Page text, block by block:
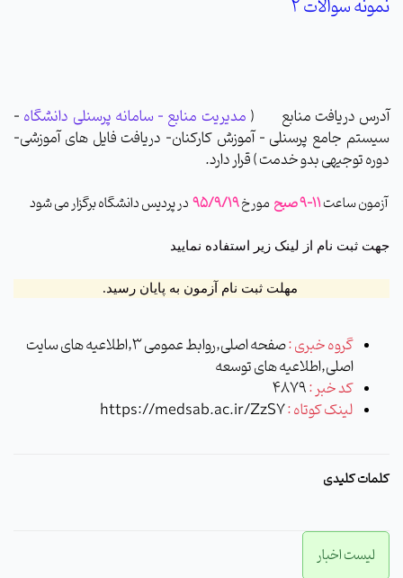
نمونه سوالات 2
آدرس دریافت منابع ( مدیریت منابع - سامانه پرسنلی دانشگاه –
سیستم جامع پرسنلی – آموزش کارکنان- دریافت فایل های آموزشی-
دوره توجیهی بدو خدمت) قرار دارد.
آزمون ساعت11-9 صبح مورخ95/9/19 در پردیس دانشگاه برگزار می شود
جهت ثبت نام از لینک زیر استفاده نمایید
مهلت ثبت نام آزمون به پایان رسید.
گروه خبری :
صفحه اصلی,روابط عمومی 3,اطلاعیه های سایت
اصلی,اطلاعیه های توسعه
کد خبر :4879
لینک کوتاه :https://medsab.ac.ir/ZzS7
کلمات کلیدی
لیست اخبار